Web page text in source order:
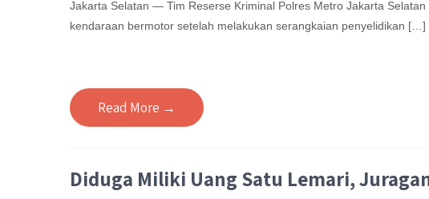
Jakarta Selatan — Tim Reserse Kriminal Polres Metro Jakarta
kendaraan bermotor setelah melakukan serangkaian penyelidikan […]
Read More →
Diduga Miliki Uang Satu Lemari,